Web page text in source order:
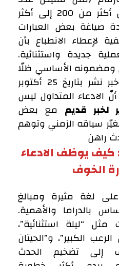
الموقوفين من أكثر من 200 إلى أكثر
صياغة بعض العبارات
لإعطاء الانطباع بأن
جديدة واستثنائية.
ومضمونه الأساسي ظلّا
متطابقين مع خبر نشر بتاريخ 25 أكتوبر
أنّ الادعاء المتداول ليس
لخبر قديم مع بعض
سياقه الزمني وتوهم
راهن
كيف يوظف الادعاء
الخوف
على لغة مثيرة ومبالغ
بالدراما والأهمية.
مثل “ليلة استثنائية”،
الكبير”، و”الحيتان
إلى تضخيم الحدث